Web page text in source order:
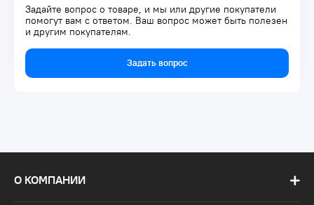
Задайте вопрос о товаре, и мы или другие покупатели
помогут вам с ответом. Ваш вопрос может быть полезен
и другим покупателям.
Задать вопрос
О КОМПАНИИ